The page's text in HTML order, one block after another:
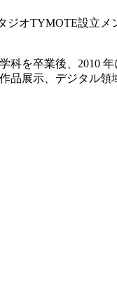
オTYMOTE設立
を卒業後、2010
品展示、デジタル